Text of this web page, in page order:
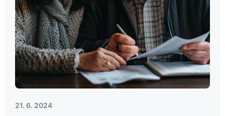
21. 6. 2024